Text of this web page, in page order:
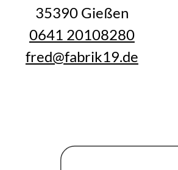
35390 Gießen
0641 20108280
fred@fabrik19.de